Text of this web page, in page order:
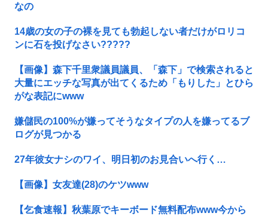
なの
14歳の女の子の裸を見ても勃起しない者だけがロリコ
ンに石を投げなさい?????
【画像】森下千里衆議員議員、「森下」で検索されると
大量にエッチな写真が出てくるため「もりした」とひら
がな表記にwww
嫌儲民の100%が嫌ってそうなタイプの人を嫌ってるブ
ログが見つかる
27年彼女ナシのワイ、明日初のお見合いへ行く…
【画像】女友達(28)のケツwww
【乞食速報】秋葉原でキーボード無料配布www今から